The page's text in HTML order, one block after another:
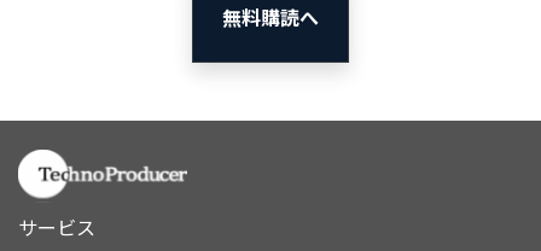
無料購読へ
サービス